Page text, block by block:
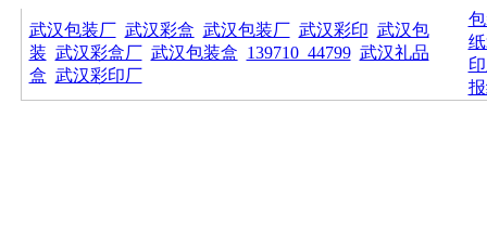
武汉包装厂 武汉彩盒 武汉包装厂 武汉彩印 武汉包
装 武汉彩盒厂 武汉包装盒 139710_44799 武汉礼品
盒 武汉彩印厂